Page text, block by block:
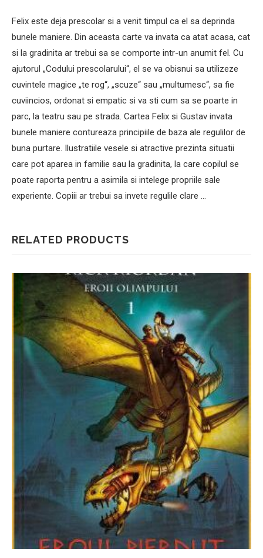
Felix este deja prescolar si a venit timpul ca el sa deprinda
bunele maniere. Din aceasta carte va invata ca atat acasa, cat
si la gradinita ar trebui sa se comporte intr-un anumit fel. Cu
ajutorul „Codului prescolarului“, el se va obisnui sa utilizeze
cuvintele magice „te rog“, „scuze“ sau „multumesc“, sa fie
cuviincios, ordonat si empatic si va sti cum sa se poarte in
parc, la teatru sau pe strada. Cartea Felix si Gustav invata
bunele maniere contureaza principiile de baza ale regulilor de
buna purtare. Ilustratiile vesele si atractive prezinta situatii
care pot aparea in familie sau la gradinita, la care copilul se
poate raporta pentru a asimila si intelege propriile sale
experiente. Copiii ar trebui sa invete regulile clare …
RELATED PRODUCTS